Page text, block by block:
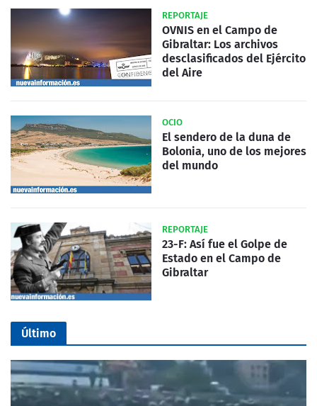
REPORTAJE
OVNIS en el Campo de
Gibraltar: Los archivos
desclasificados del Ejército
del Aire
OCIO
El sendero de la duna de
Bolonia, uno de los mejores
del mundo
REPORTAJE
23-F: Así fue el Golpe de
Estado en el Campo de
Gibraltar
Último